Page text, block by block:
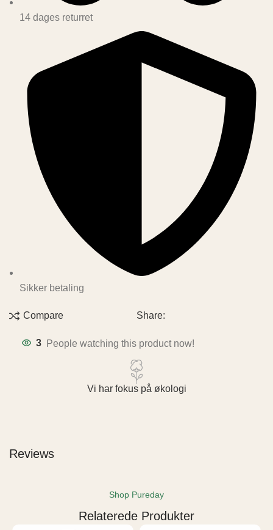
14 dages returret
Sikker betaling
Compare Share:
3 People watching this product now!
Vi har fokus på økologi
Reviews
Shop Pureday
Relaterede Produkter